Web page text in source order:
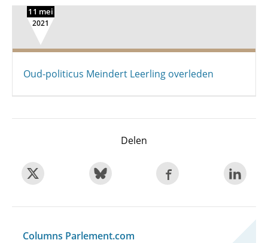
11 mei
2021
Oud-politicus Meindert Leerling overleden
Delen
Columns Parlement.com